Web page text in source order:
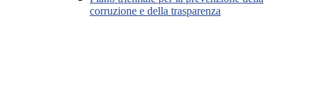
corruzione e della trasparenza